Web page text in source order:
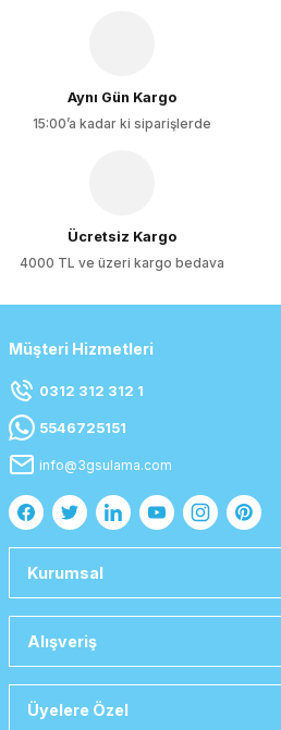
Aynı Gün Kargo
15:00’a kadar ki siparişlerde
Ücretsiz Kargo
4000 TL ve üzeri kargo bedava
Müşteri Hizmetleri
0312 312 312 1
5546725151
info@3gsulama.com
Kurumsal
Alışveriş
Üyelere Özel